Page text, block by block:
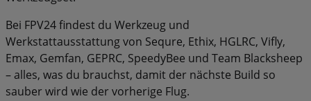
Bei FPV24 findest du Werkzeug und
Werkstattausstattung von Sequre, Ethix, HGLRC, Vifly,
Emax, Gemfan, GEPRC, SpeedyBee und Team Blacksheep
– alles, was du brauchst, damit der nächste Build so
sauber wird wie der vorherige Flug.